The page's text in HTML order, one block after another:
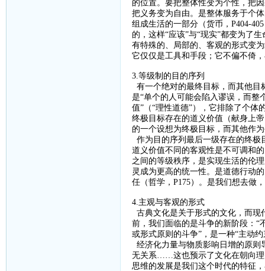
的位置。要把整体性变为个性，把
把义务变为自由。是整体服务于个
组成生活的一部分（货币， P404-405
的，这样“应该”与“现实”都变为了
有特殊的、局部的、客观的形式变
它仅仅是工具和手段；它不偏不倚
3.等级制的目的序列
有一个绝对的最终目标，而其他目
是“单个的人可能会陷入谬误，而整
值”（“理性道德”），它排除了个体
终极目标存在的道义价值（献身上
的一个设想为终极目标，而其他作
作为目的序列最后一级存在的终极
道义价值不同的客观性是不可调和
之间的等级秩序，是实现生活的伦
灵成为更高的统一性。是道德行动
任（哲学， P175）。是我们想去做
4.主观与客观的形式
古典文化是关于形式的文化，而现
前，我们面临的是斗争的新阶段： “
或形式原则的斗争”，是一种“主动
经济化力量与物质影响日增的原则
无关系 ……这也预示了文化在朝向
思维的发展是我们这个时代的特征